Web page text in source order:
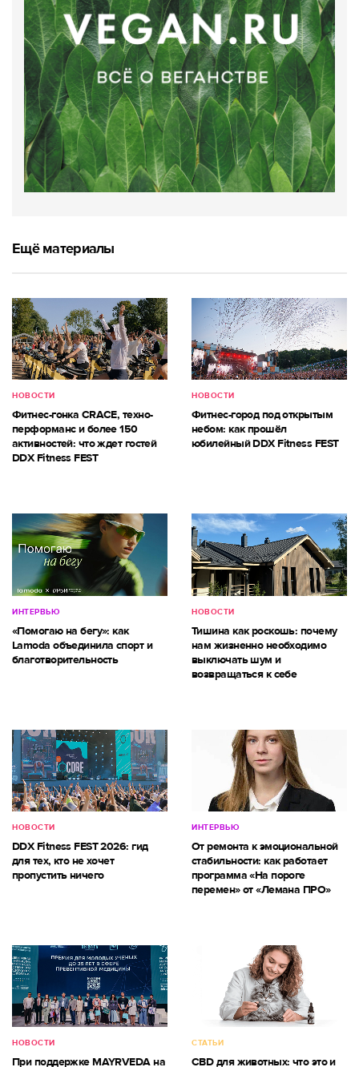
Ещё материалы
НОВОСТИ
Фитнес-гонка CRACE, техно-
перформанс и более 150
активностей: что ждет гостей
DDX Fitness FEST
НОВОСТИ
Фитнес-город под открытым
небом: как прошёл
юбилейный DDX Fitness FEST
ИНТЕРВЬЮ
«Помогаю на бегу»: как
Lamoda объединила спорт и
благотворительность
НОВОСТИ
Тишина как роскошь: почему
нам жизненно необходимо
выключать шум и
возвращаться к себе
НОВОСТИ
DDX Fitness FEST 2026: гид
для тех, кто не хочет
пропустить ничего
ИНТЕРВЬЮ
От ремонта к эмоциональной
стабильности: как работает
программа «На пороге
перемен» от «Лемана ПРО»
НОВОСТИ
При поддержке MAYRVEDA на
СТАТЬИ
CBD для животных: что это и